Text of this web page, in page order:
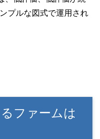
プルな図式で運用され
ファームは